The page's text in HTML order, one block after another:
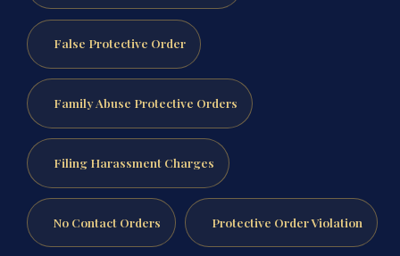
False Protective Order
Family Abuse Protective Orders
Filing Harassment Charges
No Contact Orders Protective Order Violation